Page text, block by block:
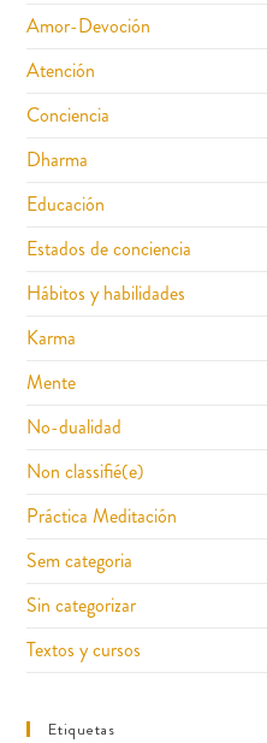
Amor-Devoción
Atención
Conciencia
Dharma
Educación
Estados de conciencia
Hábitos y habilidades
Karma
Mente
No-dualidad
Non classifié(e)
Práctica Meditación
Sem categoria
Sin categorizar
Textos y cursos
Etiquetas